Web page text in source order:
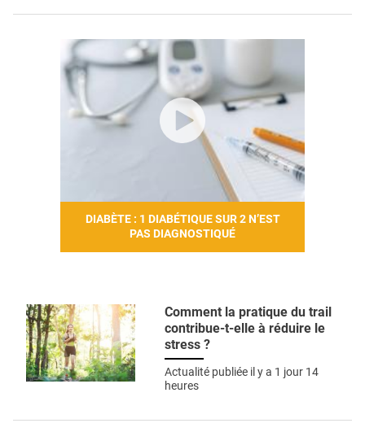
DIABÈTE : 1 DIABÉTIQUE SUR 2 N’EST
PAS DIAGNOSTIQUÉ
Comment la pratique du trail
contribue-t-elle à réduire le
stress ?
Actualité publiée il y a 1 jour 14
heures